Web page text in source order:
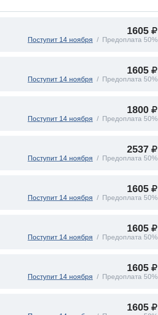
1605
Поступит 14 ноября Предоплата 50%
1605
Поступит 14 ноября Предоплата 50%
1800
Поступит 14 ноября Предоплата 50%
2537
Поступит 14 ноября Предоплата 50%
1605
Поступит 14 ноября Предоплата 50%
1605
Поступит 14 ноября Предоплата 50%
1605
Поступит 14 ноября Предоплата 50%
1605